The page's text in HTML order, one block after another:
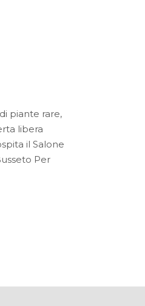
piante rare,
libera
il Salone
Per